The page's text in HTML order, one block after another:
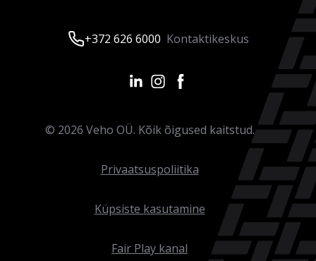
+372 626 6000 Kontaktikeskus
© 2026 Veho OÜ. Kõik õigused kaitstud.
Privaatsuspoliitika
Küpsiste kasutamine
Fair Play kanal